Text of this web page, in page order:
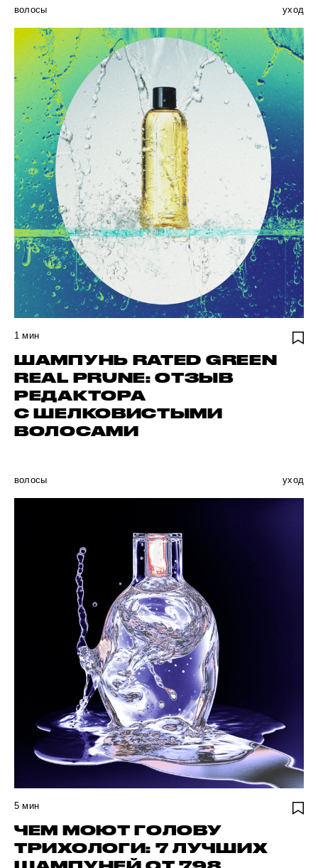
волосы уход
1 мин
ШАМПУНЬ RATED GREEN
REAL PRUNE: ОТЗЫВ
РЕДАКТОРА
С ШЕЛКОВИСТЫМИ
ВОЛОСАМИ
волосы уход
5 мин
ЧЕМ МОЮТ ГОЛОВУ
ТРИХОЛОГИ: 7 ЛУЧШИХ